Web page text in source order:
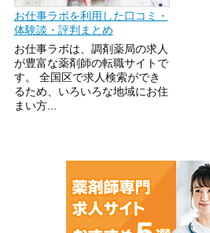
お仕事ラボを利用した口コミ・
体験談・評判まとめ
お仕事ラボは、調剤薬局の求人
が豊富な薬剤師の転職サイトで
す。 全国区で求人検索ができ
るため、いろいろな地域にお住
まい方...